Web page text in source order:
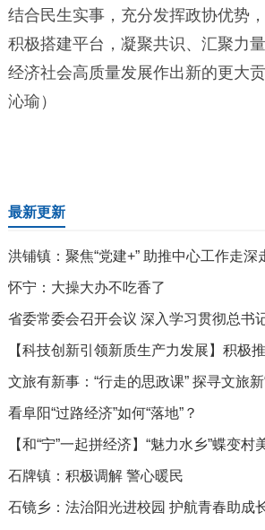
结合民生实事，充分发挥政协优势
积极搭建平台，凝聚共识、汇聚力
经济社会高质量发展作出新的更大
沁瑜）
最新更新
洪铺镇：聚焦“党建+” 助推中心工作走深
怀宁：大操大办不吃香了
文旅有新事：“行走的思政课” 探寻文旅新
看阜阳“过路经济”如何“落地”？
【和“宁”一起拼经济】“魅力水乡”蝶变村
石牌镇：积极调解 警心暖民
石镜乡：法治阳光进校园 护航青春助成